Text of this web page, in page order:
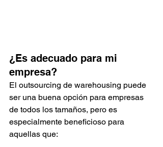
¿Es adecuado para mi
empresa?
El outsourcing de warehousing puede
ser una buena opción para empresas
de todos los tamaños, pero es
especialmente beneficioso para
aquellas que: